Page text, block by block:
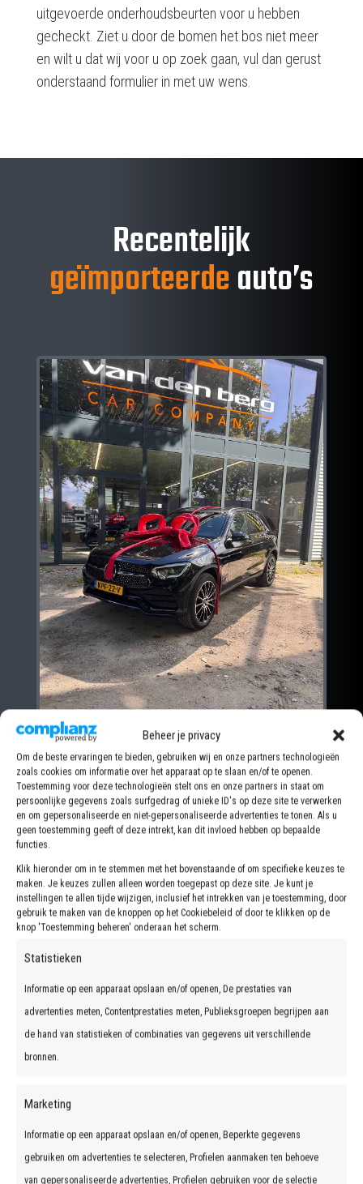
Beheer je privacy
Om de beste ervaringen te bieden, gebruiken wij en onze partners technologieën
zoals cookies om informatie over het apparaat op te slaan en/of te openen.
Toestemming voor deze technologieën stelt ons en onze partners in staat om
persoonlijke gegevens zoals surfgedrag of unieke ID's op deze site te verwerken
en om gepersonaliseerde en niet-gepersonaliseerde advertenties te tonen. Als u
geen toestemming geeft of deze intrekt, kan dit invloed hebben op bepaalde
functies.
Klik hieronder om in te stemmen met het bovenstaande of om specifieke keuzes te
maken. Je keuzes zullen alleen worden toegepast op deze site. Je kunt je
instellingen te allen tijde wijzigen, inclusief het intrekken van je toestemming, door
gebruik te maken van de knoppen op het Cookiebeleid of door te klikken op de
knop 'Toestemming beheren' onderaan het scherm.
Statistieken
Informatie op een apparaat opslaan en/of openen, De prestaties van
advertenties meten, Contentprestaties meten, Publieksgroepen begrijpen aan
de hand van statistieken of combinaties van gegevens uit verschillende
bronnen.
Marketing
Informatie op een apparaat opslaan en/of openen, Beperkte gegevens
gebruiken om advertenties te selecteren, Profielen aanmaken ten behoeve
van gepersonaliseerde advertenties, Profielen gebruiken voor de selectie
uitgevoerde onderhoudsbeurten voor u hebben
gecheckt. Ziet u door de bomen het bos niet meer
en wilt u dat wij voor u op zoek gaan, vul dan gerust
onderstaand formulier in met uw wens.
Recentelijk
geïmporteerdeauto’s
MERCEDES GLC
HONDA PRELUDE